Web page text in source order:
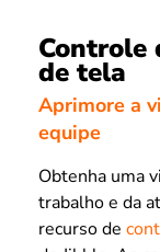
Controle
de tela
Aprimore a
equipe
Obtenha uma
trabalho e da
recurso de